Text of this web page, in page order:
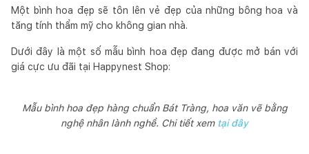
Một bình hoa đẹp sẽ tôn lên vẻ đẹp của những bông hoa và
tăng tính thẩm mỹ cho không gian nhà.
Dưới đây là một số mẫu bình hoa đẹp đang được mở bán với
giá cực ưu đãi tại Happynest Shop:
Mẫu bình hoa đẹp hàng chuẩn Bát Tràng, hoa văn vẽ bằng
nghệ nhân lành nghề. Chi tiết xem tại đây